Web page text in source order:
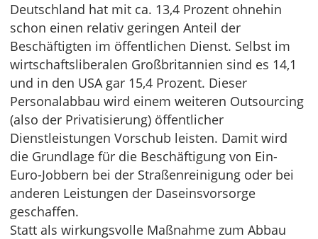
Deutschland hat mit ca. 13,4 Prozent ohnehin
schon einen relativ geringen Anteil der
Beschäftigten im öffentlichen Dienst. Selbst im
wirtschaftsliberalen Großbritannien sind es 14,1
und in den USA gar 15,4 Prozent. Dieser
Personalabbau wird einem weiteren Outsourcing
(also der Privatisierung) öffentlicher
Dienstleistungen Vorschub leisten. Damit wird
die Grundlage für die Beschäftigung von Ein-
Euro-Jobbern bei der Straßenreinigung oder bei
anderen Leistungen der Daseinsvorsorge
geschaffen.
Statt als wirkungsvolle Maßnahme zum Abbau